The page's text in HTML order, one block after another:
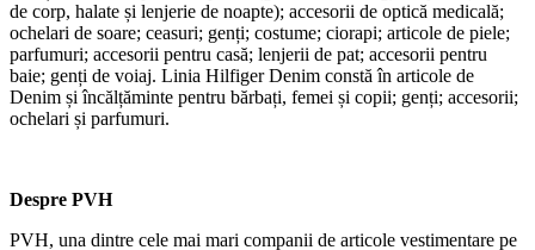
de corp, halate și lenjerie de noapte); accesorii de optică medicală;
ochelari de soare; ceasuri; genți; costume; ciorapi; articole de piele;
parfumuri; accesorii pentru casă; lenjerii de pat; accesorii pentru
baie; genți de voiaj. Linia Hilfiger Denim constă în articole de
Denim și încălțăminte pentru bărbați, femei și copii; genți; accesorii;
ochelari și parfumuri.
Despre PVH
PVH, una dintre cele mai mari companii de articole vestimentare pe